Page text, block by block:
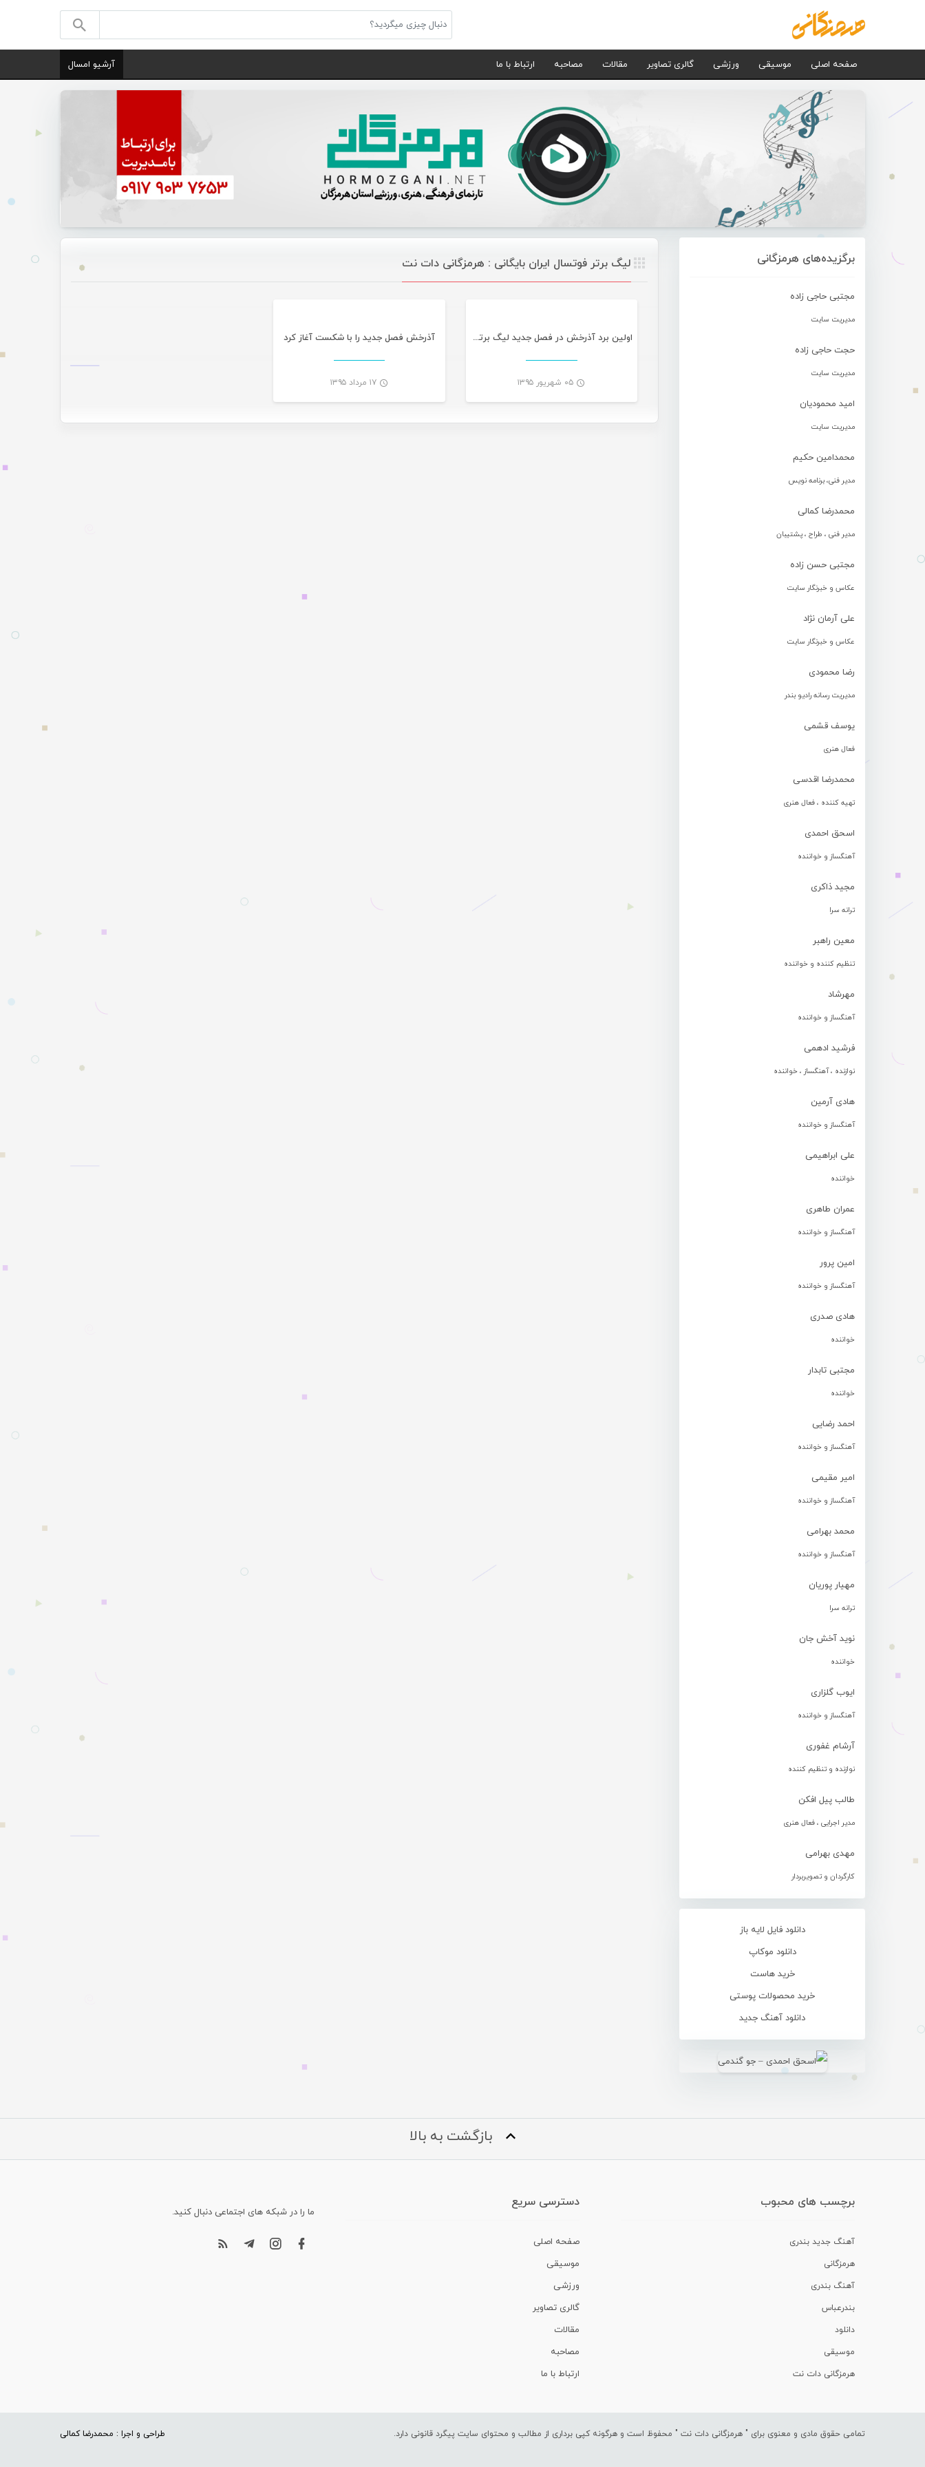
صفحه اصلی موسیقی ورزشی گالری تصاویر مقالات مصاحبه ارتباط با ما آرشیو امسال
برگزیده‌های هرمزگانی
مجتبی حاجی زاده
مدیریت سایت
حجت حاجی زاده
مدیریت سایت
امید محمودیان
مدیریت سایت
محمدامین حکیم
مدیر فنی، برنامه نویس
محمدرضا کمالی
مدیر فنی ، طراح ، پشتیبان
مجتبی حسن زاده
عکاس و خبرنگار سایت
علی آرمان نژاد
عکاس و خبرنگار سایت
رضا محمودی
مدیریت رسانه رادیو بندر
یوسف قشمی
فعال هنری
محمدرضا اقدسی
تهیه کننده ، فعال هنری
اسحق احمدی
آهنگساز و خواننده
مجید ذاکری
ترانه سرا
معین راهبر
تنظیم کننده و خواننده
مهرشاد
آهنگساز و خواننده
فرشید ادهمی
نوازنده ، آهنگساز ، خواننده
هادی آرمین
آهنگساز و خواننده
علی ابراهیمی
خواننده
عمران طاهری
آهنگساز و خواننده
امین پرور
آهنگساز و خواننده
هادی صدری
خواننده
مجتبی تابدار
خواننده
احمد رضایی
آهنگساز و خواننده
امیر مقیمی
آهنگساز و خواننده
محمد بهرامی
آهنگساز و خواننده
مهیار پوریان
ترانه سرا
نوید آخش جان
خواننده
ایوب گلزاری
آهنگساز و خواننده
آرشام غفوری
نوازنده و تنظیم کننده
طالب پیل افکن
مدیر اجرایی ، فعال هنری
مهدی بهرامی
کارگردان و تصویربردار
دانلود فایل لایه باز
دانلود موکاپ
خرید هاست
خرید محصولات پوستی
دانلود آهنگ جدید
لیگ برتر فوتسال ایران بایگانی : هرمزگانی دات نت
اولین برد آذرخش در فصل جدید لیگ برتر فوتسال
۰۵ شهریور ۱۳۹۵
آذرخش فصل جدید را با شکست آغاز کرد
۱۷ مرداد ۱۳۹۵
بازگشت به بالا
برچسب های محبوب
آهنگ جدید بندری
هرمزگانی
آهنگ بندری
بندرعباس
دانلود
موسیقی
هرمزگانی دات نت
دسترسی سریع
صفحه اصلی
موسیقی
ورزشی
گالری تصاویر
مقالات
مصاحبه
ارتباط با ما
ما را در شبکه های اجتماعی دنبال کنید.
تمامی حقوق مادی و معنوی برای " هرمزگانی دات نت " محفوظ است و هرگونه کپی برداری از مطالب و محتوای سایت پیگرد قانونی دارد. طراحی و اجرا : محمدرضا کمالی